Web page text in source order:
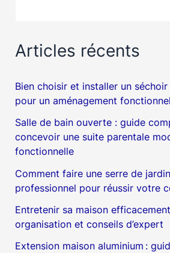
Articles récents
Bien choisir et installer un
pour un aménagement fonctionnel
Salle de bain ouverte : guide
concevoir une suite parentale
fonctionnelle
Comment faire une serre de
professionnel pour réussir votre
Entretenir sa maison
organisation et conseils d’expert
Extension maison aluminium :